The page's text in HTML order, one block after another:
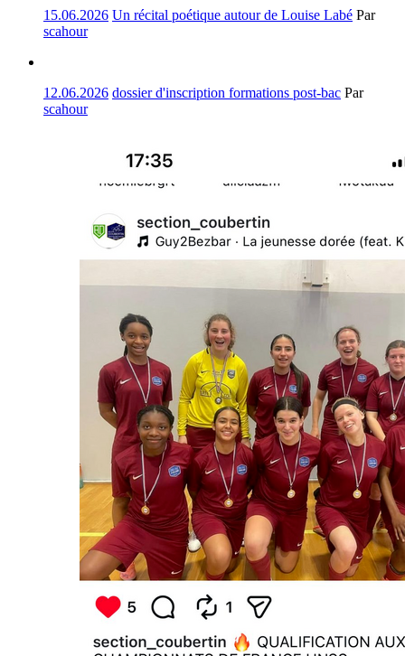
15.06.2026 Un récital poétique autour de Louise Labé Par
scahour
12.06.2026 dossier d'inscription formations post-bac Par
scahour